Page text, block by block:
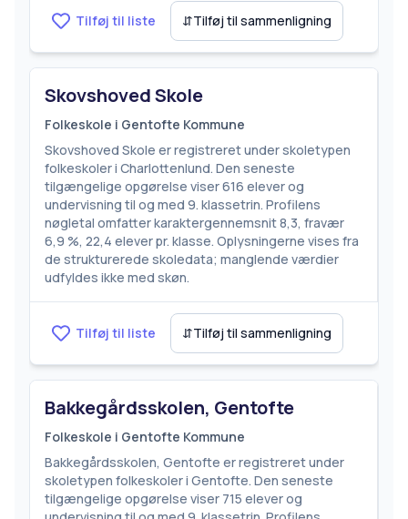
Tilføj til liste ⇵Tilføj til sammenligning
Skovshoved Skole
Folkeskole i Gentofte Kommune
Skovshoved Skole er registreret under skoletypen
folkeskoler i Charlottenlund. Den seneste
tilgængelige opgørelse viser 616 elever og
undervisning til og med 9. klassetrin. Profilens
nøgletal omfatter karaktergennemsnit 8,3, fravær
6,9 %, 22,4 elever pr. klasse. Oplysningerne vises fra
de strukturerede skoledata; manglende værdier
udfyldes ikke med skøn.
Tilføj til liste ⇵Tilføj til sammenligning
Bakkegårdsskolen, Gentofte
Folkeskole i Gentofte Kommune
Bakkegårdsskolen, Gentofte er registreret under
skoletypen folkeskoler i Gentofte. Den seneste
tilgængelige opgørelse viser 715 elever og